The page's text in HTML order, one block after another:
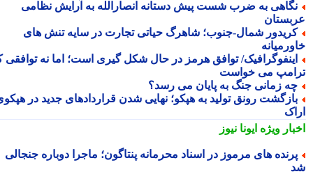
به ضرب شست پیش دستانه انصارالله به آرایش نظامی
شمال-جنوب؛ شاهرگ حیاتی تجارت در سایه تنش های
توافق هرمز در حال شکل گیری است؛ اما نه توافقی که
می خواست
زمانی جنگ به پایان می رسد؟
رونق تولید به هپکو؛ نهایی شدن قراردادهای جدید در هپکوی
ویژهایونا نیوز
های مرموز در اسناد محرمانه پنتاگون؛ ماجرا دوباره جنجالی